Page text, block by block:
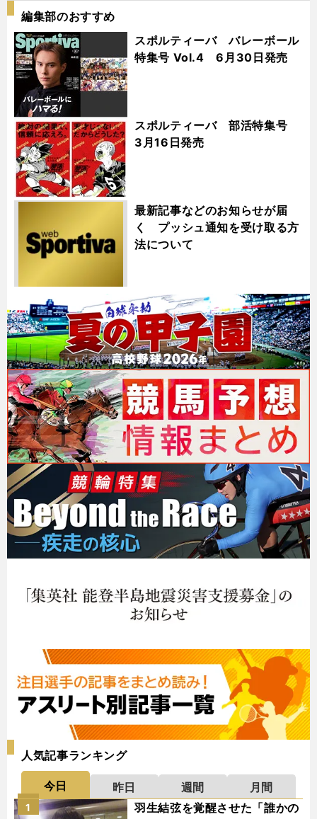
編集部のおすすめ
スポルティーバ バレーボール
特集号 Vol.4 6月30日発売
スポルティーバ 部活特集号
3月16日発売
最新記事などのお知らせが届
く プッシュ通知を受け取る方
法について
人気記事ランキング
今日 昨日 週間
月間
羽生結弦を覚醒させた「誰かの
1